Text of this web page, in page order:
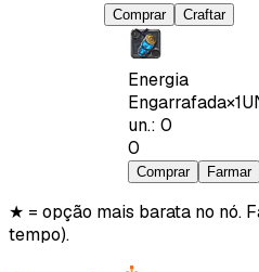
Comprar Craftar
Energia
Engarrafada×1
un.: 0
0
Comprar Farmar
★ = opção mais barata no nó.
tempo).